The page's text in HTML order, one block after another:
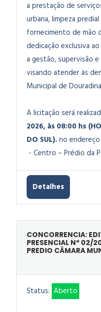
a prestação de
urbana, limpeza
fornecimento de mão
dedicação exclusiva
a gestão, supervisão
visando atender às
Municipal de
A licitação será
2026, às 08:00 hs
DO SUL).no endereço
- Centro – Prédio da
Detalhes
CONCORRENCIA:
PRESENCIAL Nº 02/
PREDIO CÂMARA
Status: Aberto